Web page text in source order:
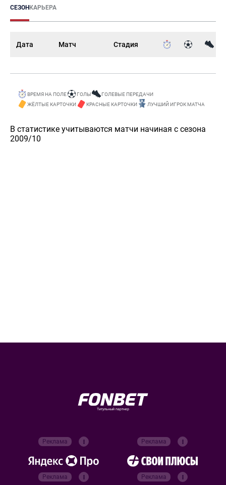
СЕЗОНКАРЬЕРА
Дата Матч Стадия
ВРЕМЯ НА ПОЛЕ ГОЛЫ
ГОЛЕВЫЕ ПЕРЕДАЧИ
ЖЁЛТЫЕ КАРТОЧКИ
КРАСНЫЕ КАРТОЧКИ ЛУЧШИЙ ИГРОК МАТЧА
В статистике учитываются матчи начиная с сезона
2009/10
Титульный партнер
Реклама Реклама
Реклама Реклама